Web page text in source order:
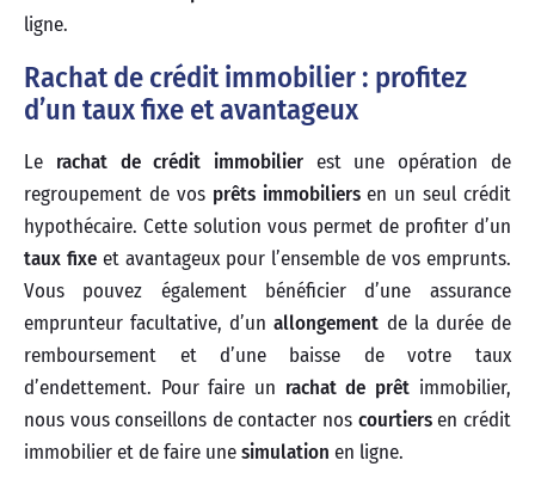
ligne.
Rachat de crédit immobilier : profitez
d’un taux fixe et avantageux
Le rachat de crédit immobilier est une opération de
regroupement de vos prêts immobiliersen un seul crédit
hypothécaire. Cette solution vous permet de profiter d’un
taux fixe et avantageux pour l’ensemble de vos emprunts.
Vous pouvez également bénéficier d’une assurance
emprunteur facultative, d’unallongement de la durée de
remboursement et d’une baisse de votre taux
d’endettement. Pour faire un rachat de prêt immobilier,
nous vous conseillons de contacter nos courtiersen crédit
immobilier et de faire unesimulation en ligne.